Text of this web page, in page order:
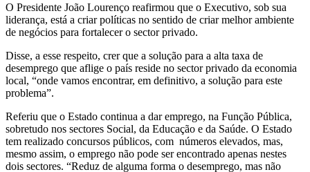
O Presidente João Lourenço reafirmou que o Executivo, sob sua
liderança, está a criar políticas no sentido de criar melhor ambiente
de negócios para fortalecer o sector privado.
Disse, a esse respeito, crer que a solução para a alta taxa de
desemprego que aflige o país reside no sector privado da economia
local, “onde vamos encontrar, em definitivo, a solução para este
problema”.
Referiu que o Estado continua a dar emprego, na Função Pública,
sobretudo nos sectores Social, da Educação e da Saúde. O Estado
tem realizado concursos públicos, com números elevados, mas,
mesmo assim, o emprego não pode ser encontrado apenas nestes
dois sectores. “Reduz de alguma forma o desemprego, mas não